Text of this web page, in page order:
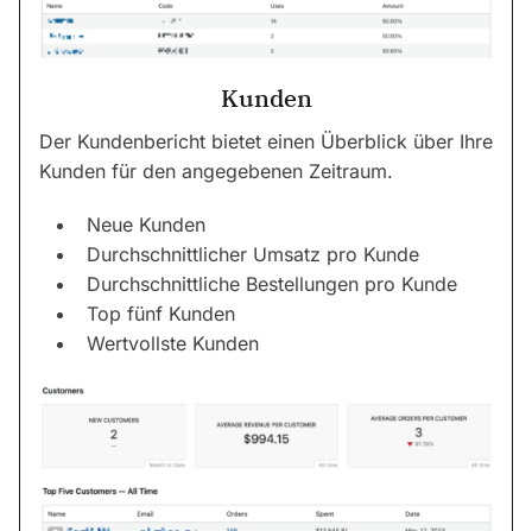
Kunden
Der Kundenbericht bietet einen Überblick über Ihre
Kunden für den angegebenen Zeitraum.
Neue Kunden
Durchschnittlicher Umsatz pro Kunde
Durchschnittliche Bestellungen pro Kunde
Top fünf Kunden
Wertvollste Kunden